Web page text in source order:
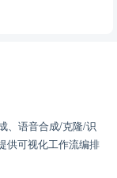
、语音合成/克隆/识
供可视化工作流编排